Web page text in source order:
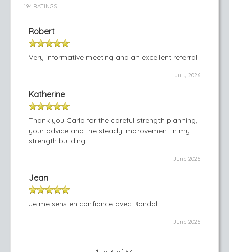
194 RATINGS
Robert
Very informative meeting and an excellent referral
July 2026
Katherine
Thank you Carlo for the careful strength planning,
your advice and the steady improvement in my
strength building.
June 2026
Jean
Je me sens en confiance avec Randall.
June 2026